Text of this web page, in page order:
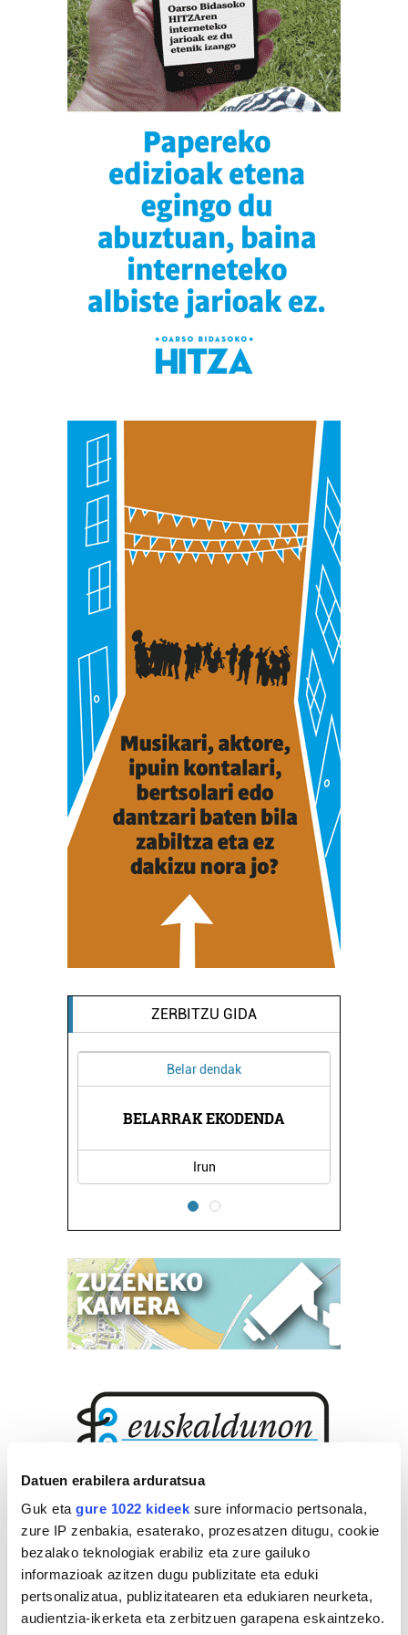
Datuen erabilera arduratsua
Guk eta gure 1022 kideek sure informacio pertsonala,
zure IP zenbakia, esaterako, prozesatzen ditugu, cookie
bezalako teknologiak erabiliz eta zure gailuko
informazioak azitzen dugu publizitate eta eduki
pertsonalizatua, publizitatearen eta edukiaren neurketa,
audientzia-ikerketa eta zerbitzuen garapena eskaintzeko.
ZERBITZU GIDA
Belar dendak
BELARRAK EKODENDA